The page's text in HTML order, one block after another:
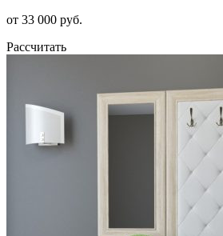
от 33 000 руб.
Рассчитать